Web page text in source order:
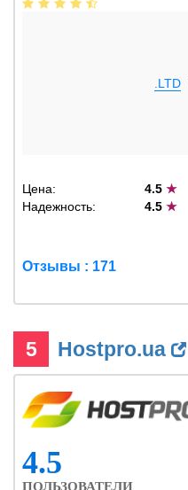
.LTD
Цена: 4.5★
Надежность:
4.5★
Отзывы : 171
5 Hostpro.ua
4.5
ПОЛЬЗОВАТЕЛИ